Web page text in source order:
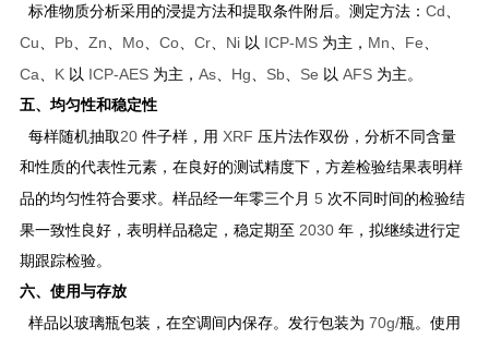
标准物质分析采用的浸提方法和提取条件附后。测定方法： Cd
Cu Pb、 Zn Mo、 Co、 Cr、 Ni 以 ICP-MS 为主， Mn Fe
Ca K 以 ICP-AES 为主， As、 Hg Sb、 Se 以 AFS 为主。
五、均匀性和稳定性
每样随机抽取 20 件子样，用 XRF 压片法作双份，分析不同含量
和性质的代表性元素，在良好的测试精度下，方差检验结果表明样
品的均匀性符合要求。样品经一年零三个月 5 次不同时间的检验结
果一致性良好，表明样品稳定，稳定期至 2030 年，拟继续进行定
期跟踪检验。
六、使用与存放
样品以玻璃瓶包装，在空调间内保存。发行包装为 70g/瓶。使用